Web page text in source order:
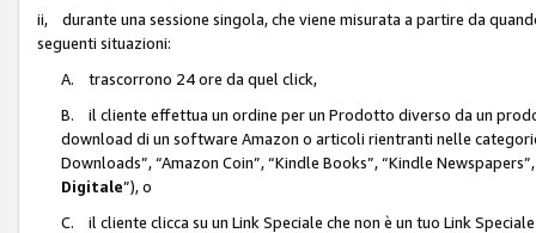
ii, durante una sessione singola, che viene misurata a partire da
seguenti situazioni:
A. trascorrono 24 ore da quel click,
B. il cliente effettua un ordine per un Prodotto diverso da un
download di un software Amazon o articoli rientranti nelle categorie
Downloads”, “Amazon Coin”, “Kindle Books”, “Kindle
Digitale”), o
C. il cliente clicca su un Link Speciale che non è un tuo Link